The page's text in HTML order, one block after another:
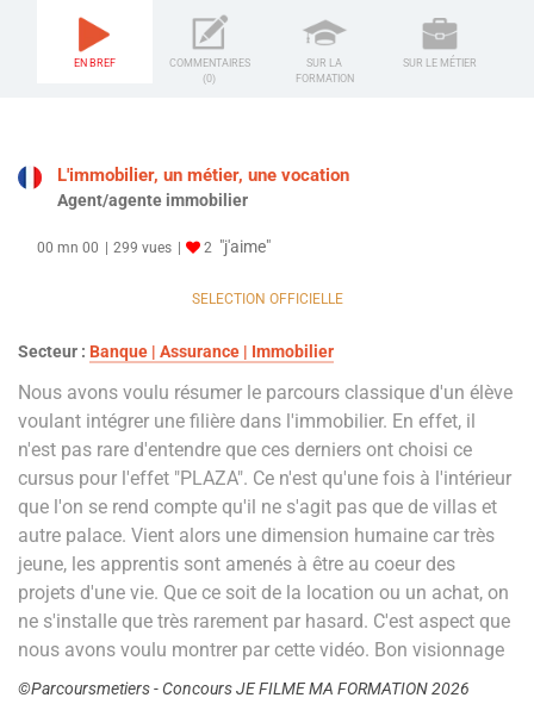
EN BREF
COMMENTAIRES
(0)
SUR LA
FORMATION
SUR LE MÉTIER
L'immobilier, un métier, une vocation
Agent/agente immobilier
00 mn 00 299 vues 2 "j'aime"
SELECTION OFFICIELLE
Secteur : Banque | Assurance | Immobilier
Nous avons voulu résumer le parcours classique d'un élève
voulant intégrer une filière dans l'immobilier. En effet, il
n'est pas rare d'entendre que ces derniers ont choisi ce
cursus pour l'effet "PLAZA". Ce n'est qu'une fois à l'intérieur
que l'on se rend compte qu'il ne s'agit pas que de villas et
autre palace. Vient alors une dimension humaine car très
jeune, les apprentis sont amenés à être au coeur des
projets d'une vie. Que ce soit de la location ou un achat, on
ne s'installe que très rarement par hasard. C'est aspect que
nous avons voulu montrer par cette vidéo. Bon visionnage
©Parcoursmetiers - Concours JE FILME MA FORMATION 2026